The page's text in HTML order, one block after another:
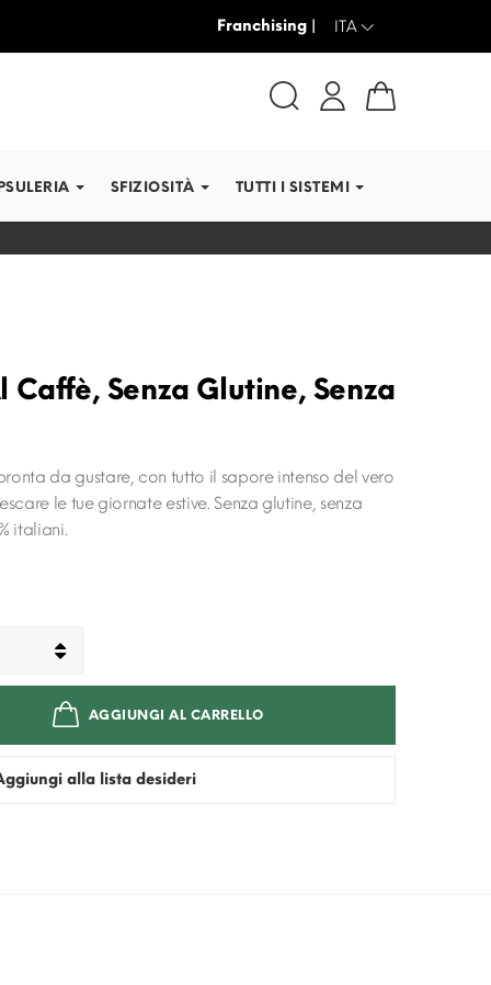
SPEDIAMO IN TEMPI
Franchising | ITA
SFIZIOSITÀ TUTTI I SISTEMI
Senza Glutine, Senza
da gustare, con tutto il sapore intenso del vero
le tue giornate estive. Senza glutine, senza
italiani.
AGGIUNGI AL CARRELLO
alla lista desideri